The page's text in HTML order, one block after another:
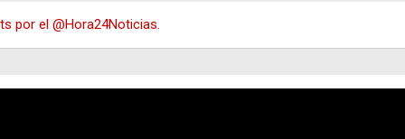
por el @Hora24Noticias.